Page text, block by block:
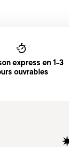
express en 1-3
ouvrables